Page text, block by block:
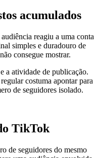
acumulados
reagiu a uma conta
simples e duradouro de
consegue mostrar.
a atividade de publicação.
costuma apontar para
de seguidores isolado.
TikTok
de seguidores do mesmo